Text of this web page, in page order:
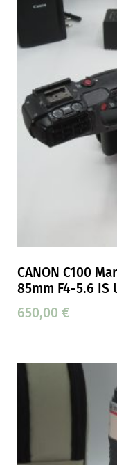
CANON C100
85mm F4-5.6 IS
650,00 €